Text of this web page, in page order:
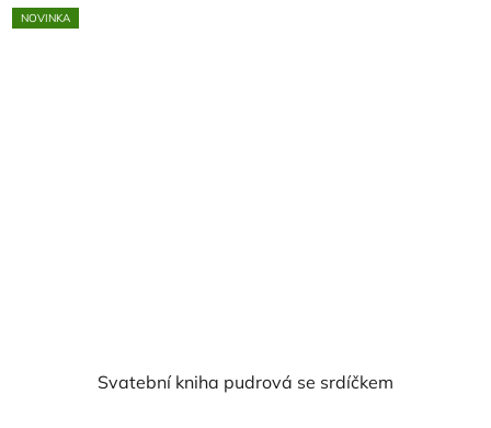
NOVINKA
Svatební kniha pudrová se srdíčkem